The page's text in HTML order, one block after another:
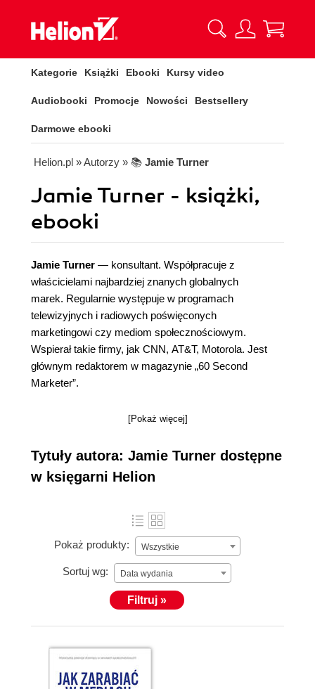
Kategorie Książki Ebooki Kursy video
Audiobooki Promocje Nowości Bestsellery
Darmowe ebooki
Helion.pl » Autorzy » 📚 Jamie Turner
Jamie Turner - książki,
ebooki
Jamie Turner — konsultant. Współpracuje z
właścicielami najbardziej znanych globalnych
marek. Regularnie występuje w programach
telewizyjnych i radiowych poświęconych
marketingowi czy mediom społecznościowym.
Wspierał takie firmy, jak CNN, AT&T, Motorola. Jest
głównym redaktorem w magazynie „60 Second
Marketer”.
[Pokaż więcej]
Tytuły autora: Jamie Turner dostępne
w księgarni Helion
Pokaż produkty: Wszystkie
Sortuj wg: Data wydania
Filtruj »